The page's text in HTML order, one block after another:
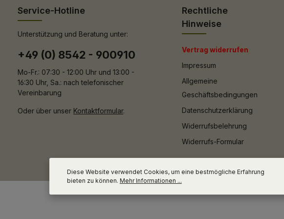
Service-Hotline
Unterstützung und Beratung unter:
+49 (0) 8542 - 900910
Mo-Fr.: 07:30 - 12:00 Uhr und 13:00 -
16:30 Uhr, Sa.: nach telefonischer
Vereinbarung
Oder über unser Kontaktformular.
Rechtliche
Hinweise
Vertrag widerrufen
Impressum
Allgemeine
Geschäftsbedingungen
Datenschutzerklärung
Widerrufsbelehrung
Widerrufs-Formular
Diese Website verwendet Cookies, um eine bestmögliche Erfahrung
bieten zu können. Mehr Informationen ...